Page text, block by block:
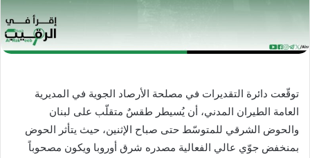
توقّعت دائرة التقديرات في مصلحة الأرصاد الجوية في المديرية
العامة الطيران المدني، أن يُسيطر طقسٌ متقلّب على لبنان
والحوض الشرقي للمتوسّط حتى صباح الإثنين، حيث يتأثر الحوض
بمنخفض جوّي عالي الفعالية مصدره شرق أوروبا ويكون مصحوباً